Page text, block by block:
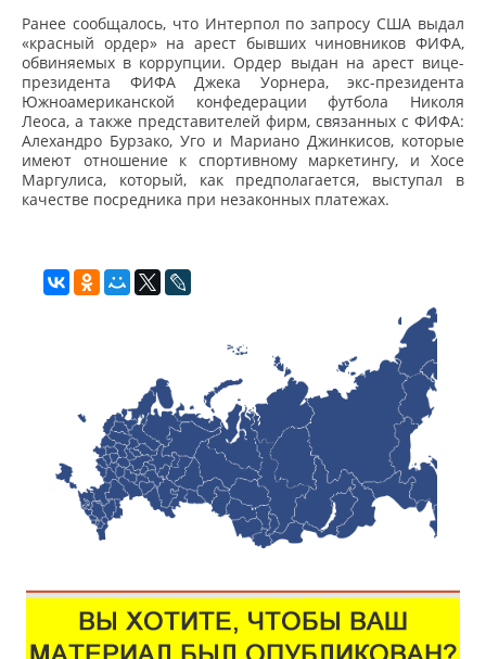
Ранее сообщалось, что Интерпол по запросу США выдал
«красный ордер» на арест бывших чиновников ФИФА,
обвиняемых в коррупции. Ордер выдан на арест вице-
президента ФИФА Джека Уорнера, экс-президента
Южноамериканской конфедерации футбола Николя
Леоса, а также представителей фирм, связанных с ФИФА:
Алехандро Бурзако, Уго и Мариано Джинкисов, которые
имеют отношение к спортивному маркетингу, и Хосе
Маргулиса, который, как предполагается, выступал в
качестве посредника при незаконных платежах.